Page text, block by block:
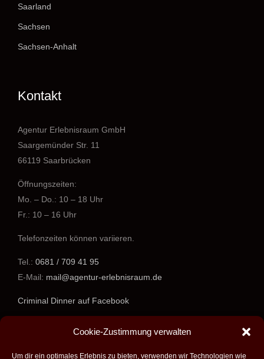
Cookie-Zustimmung verwalten
Um dir ein optimales Erlebnis zu bieten, verwenden wir Technologien wie
Saarland
Sachsen
Sachsen-Anhalt
Kontakt
Agentur Erlebnisraum GmbH
Saargemünder Str. 11
66119 Saarbrücken
Öffnungszeiten:
Mo. – Do.: 10 – 18 Uhr
Fr.: 10 – 16 Uhr
Telefonzeiten können variieren.
Tel.: 0681 / 709 41 95
E-Mail: mail@agentur-erlebnisraum.de
Criminal Dinner auf Facebook